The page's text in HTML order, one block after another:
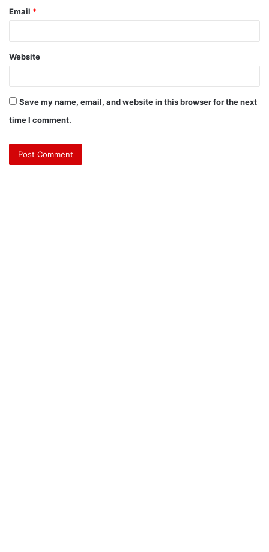
Email *
Website
Save my name, email, and website in this browser for the next
time I comment.